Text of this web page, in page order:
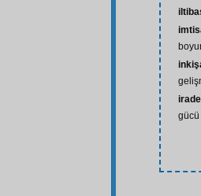
irade
gücü